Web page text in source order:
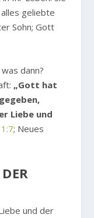
geliebte
Sohn; Gott
dann?
„Gott hat
Liebe und
; Neues
und der